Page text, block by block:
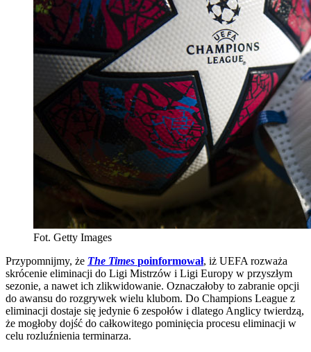
Fot. Getty Images
Przypomnijmy, że The Times poinformował, iż UEFA rozważa
skrócenie eliminacji do Ligi Mistrzów i Ligi Europy w przyszłym
sezonie, a nawet ich zlikwidowanie. Oznaczałoby to zabranie opcji
do awansu do rozgrywek wielu klubom. Do Champions League z
eliminacji dostaje się jedynie 6 zespołów i dlatego Anglicy twierdzą,
że mogłoby dojść do całkowitego pominięcia procesu eliminacji w
celu rozluźnienia terminarza.